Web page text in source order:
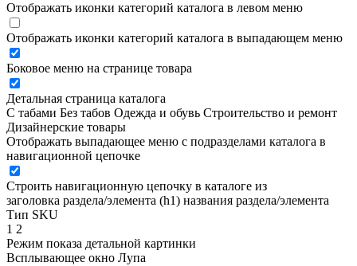
Отображать иконки категорий каталога в левом меню
Отображать иконки категорий каталога в выпадающем меню
Боковое меню на странице товара
Детальная страница каталога
С табами Без табов Одежда и обувь Строительство и ремонт
Дизайнерские товары
Отображать выпадающее меню с подразделами каталога в
навигационной цепочке
Строить навигационную цепочку в каталоге из
заголовка раздела/элемента (h1) названия раздела/элемента
Тип SKU
1 2
Режим показа детальной картинки
Всплывающее окно Лупа